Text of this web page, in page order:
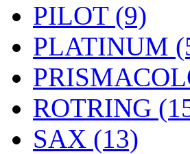
PILOT (9)
PLATINUM
ROTRING
SAX (13)